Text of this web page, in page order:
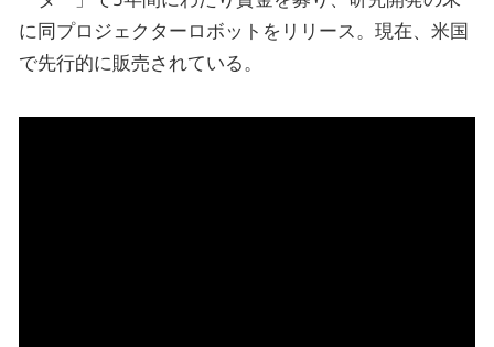
に同プロジェクターロボットをリリース。現在、米国
で先行的に販売されている。